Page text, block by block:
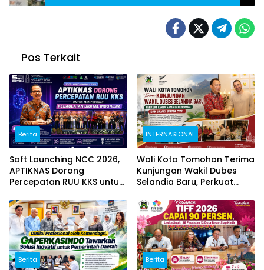
Pento dan Ekspedisi 200 Jiwa
Pos Terkait
Berita
Soft Launching NCC 2026,
APTIKNAS Dorong
Percepatan RUU KKS untuk
Digital Indonesia
INTERNASIONAL
Wali Kota Tomohon Terima
Kunjungan Wakil Dubes
Selandia Baru, Perkuat
dan Jajaki Sister City
Berita Berita